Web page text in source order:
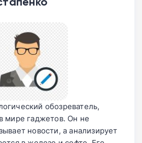
обозреватель,
мире гаджетов. Он не
новости, а анализирует